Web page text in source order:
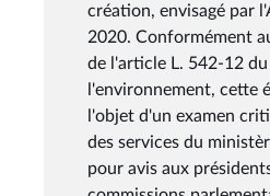
création, envisagé par
2020. Conformément
de l'article L. 542-12
l'environnement, cette
l'objet d'un examen
des services du
pour avis aux